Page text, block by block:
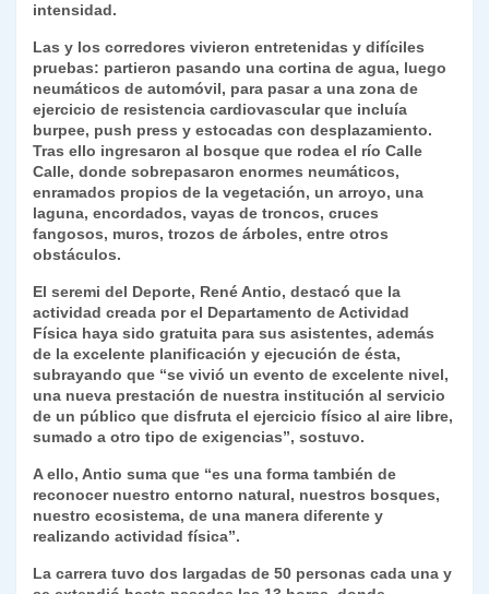
intensidad.
Las y los corredores vivieron entretenidas y difíciles
pruebas: partieron pasando una cortina de agua, luego
neumáticos de automóvil, para pasar a una zona de
ejercicio de resistencia cardiovascular que incluía
burpee, push press y estocadas con desplazamiento.
Tras ello ingresaron al bosque que rodea el río Calle
Calle, donde sobrepasaron enormes neumáticos,
enramados propios de la vegetación, un arroyo, una
laguna, encordados, vayas de troncos, cruces
fangosos, muros, trozos de árboles, entre otros
obstáculos.
El seremi del Deporte, René Antio, destacó que la
actividad creada por el Departamento de Actividad
Física haya sido gratuita para sus asistentes, además
de la excelente planificación y ejecución de ésta,
subrayando que “se vivió un evento de excelente nivel,
una nueva prestación de nuestra institución al servicio
de un público que disfruta el ejercicio físico al aire libre,
sumado a otro tipo de exigencias”, sostuvo.
A ello, Antio suma que “es una forma también de
reconocer nuestro entorno natural, nuestros bosques,
nuestro ecosistema, de una manera diferente y
realizando actividad física”.
La carrera tuvo dos largadas de 50 personas cada una y